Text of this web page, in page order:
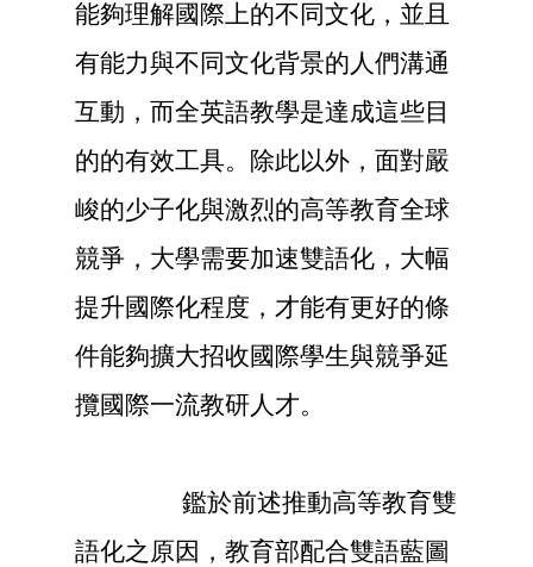
能夠理解國際上的不同文化，並且
有能力與不同文化背景的人們溝通
互動，而全英語教學是達成這些目
的的有效工具。除此以外，面對嚴
峻的少子化與激烈的高等教育全球
競爭，大學需要加速雙語化，大幅
提升國際化程度，才能有更好的條
件能夠擴大招收國際學生與競爭延
攬國際一流教研人才。
鑑於前述推動高等教育雙
語化之原因，教育部配合雙語藍圖